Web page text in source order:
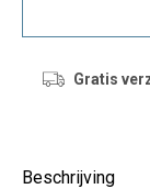
Gratis
Beschrijving